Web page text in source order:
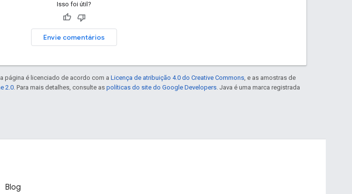
Isso foi útil?
Envie comentários
página é licenciado de acordo com a Licença de atribuição 4.0 do Creative Commons , e as amostras de
2.0 . Para mais detalhes, consulte as políticas do site do Google Developers . Java é uma marca registrada
Blog